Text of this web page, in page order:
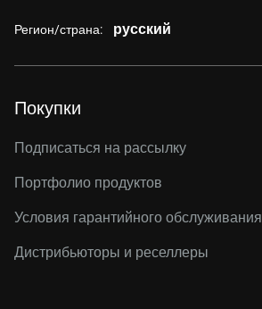
Регион/страна: русский
Покупки
Подписаться на рассылку
Портфолио продуктов
Условия гарантийного обслуживания
Дистрибьюторы и реселлеры